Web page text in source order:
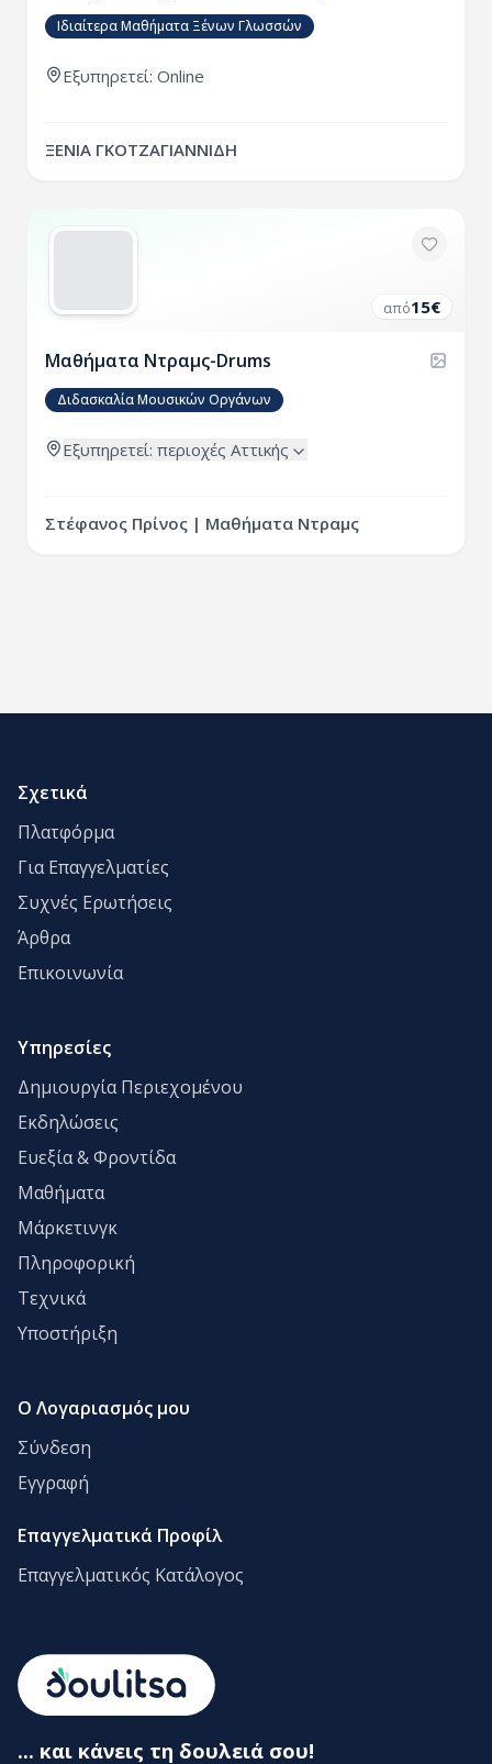
Ιδιαίτερα Μαθήματα Ξένων Γλωσσών
Εξυπηρετεί: Online
ΞΕΝΙΑ ΓΚΟΤΖΑΓΙΑΝΝΙΔΗ
από15€
Μαθήματα Ντραμς-Drums
Διδασκαλία Μουσικών Οργάνων
Εξυπηρετεί: περιοχές Αττικής
Στέφανος Πρίνος | Μαθήματα Ντραμς
Σχετικά
Πλατφόρμα
Για Επαγγελματίες
Συχνές Ερωτήσεις
Άρθρα
Επικοινωνία
Υπηρεσίες
Δημιουργία Περιεχομένου
Εκδηλώσεις
Ευεξία & Φροντίδα
Μαθήματα
Μάρκετινγκ
Πληροφορική
Τεχνικά
Υποστήριξη
Ο Λογαριασμός μου
Σύνδεση
Εγγραφή
Επαγγελματικά Προφίλ
Επαγγελματικός Κατάλογος
... και κάνεις τη δουλειά σου!